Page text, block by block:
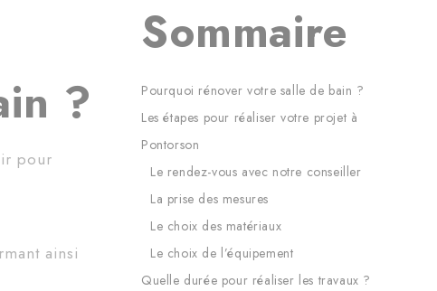
?
pour
ainsi
Sommaire
Pourquoi rénover votre salle de bain ?
Les étapes pour réaliser votre projet à
Pontorson
Le rendez-vous avec notre conseiller
La prise des mesures
Le choix des matériaux
Le choix de l’équipement
Quelle durée pour réaliser les travaux ?